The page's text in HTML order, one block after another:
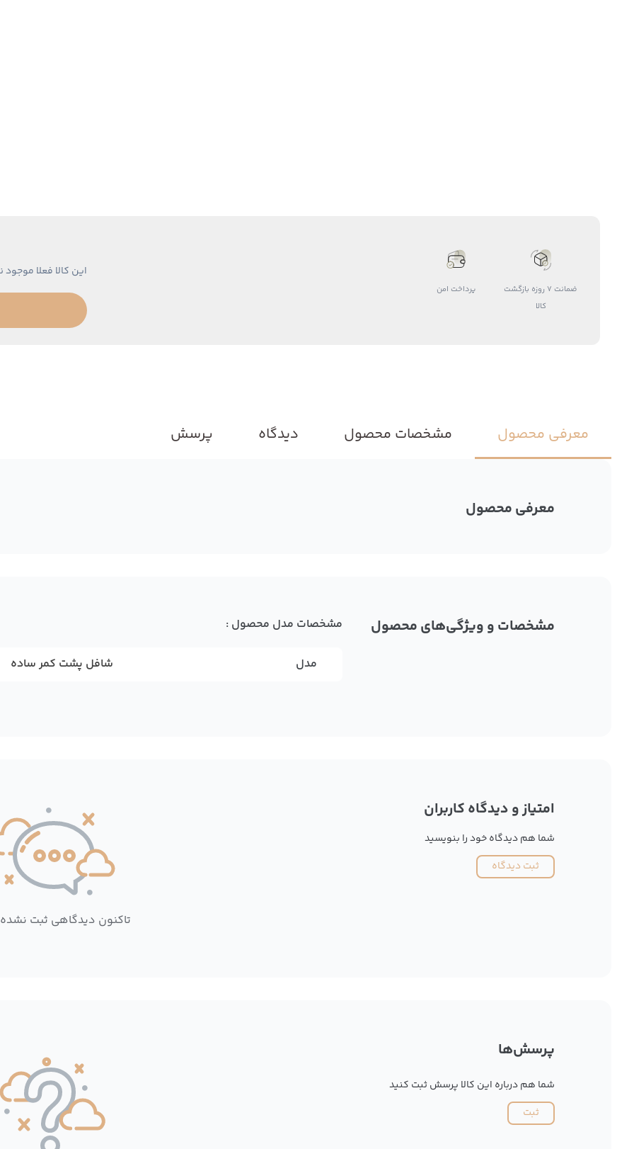
ضمانت 7 روزه بازگشت
کالا
پرداخت امن
این کالا فعلا
معرفی محصول مشخصات محصول دیدگاه پرسش
معرفی محصول
مشخصات و ویژگی‌های محصول مشخصات مدل محصول :
مدل شافل پشت کمر ساده
امتیاز و دیدگاه کاربران
شما هم دیدگاه خود را بنویسید
ثبت دیدگاه
تاکنون دیدگاهی ثبت
پرسش‌ها
شما هم درباره این کالا پرسش ثبت کنید
ثبت